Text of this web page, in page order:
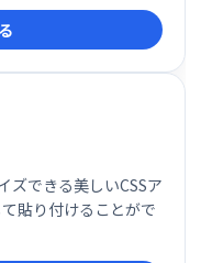
ます。
ズできる美しいCSSア
貼り付けることがで